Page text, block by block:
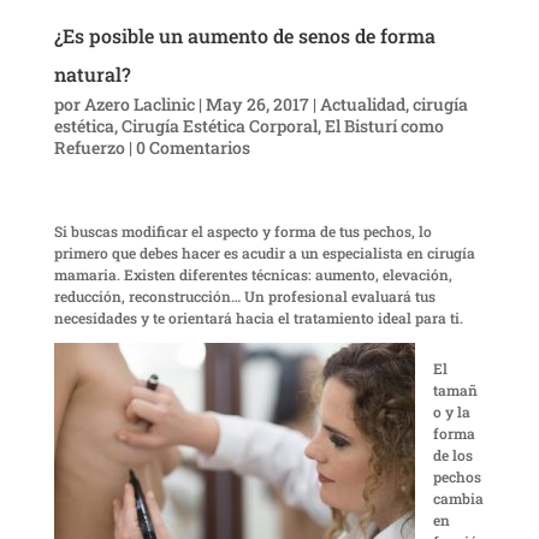
¿Es posible un aumento de senos de forma
natural?
porAzero Laclinic| May 26, 2017| Actualidad,cirugía
estética,Cirugía Estética Corporal,El Bisturí como
Refuerzo| 0 Comentarios
Si buscas modificar el aspecto y forma de tus pechos, lo
primero que debes hacer es acudir a un especialista en cirugía
mamaria. Existen diferentes técnicas: aumento, elevación,
reducción, reconstrucción… Un profesional evaluará tus
necesidades y te orientará hacia el tratamiento ideal para ti.
El
tamañ
o y la
forma
de los
pechos
cambia
en